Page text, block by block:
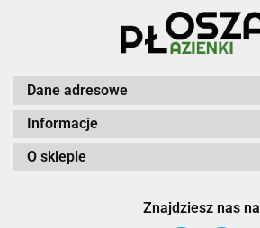
Dane adresowe
Informacje
O sklepie
Znajdziesz nas na